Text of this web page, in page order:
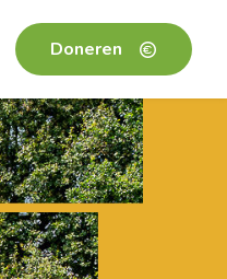
Doneren